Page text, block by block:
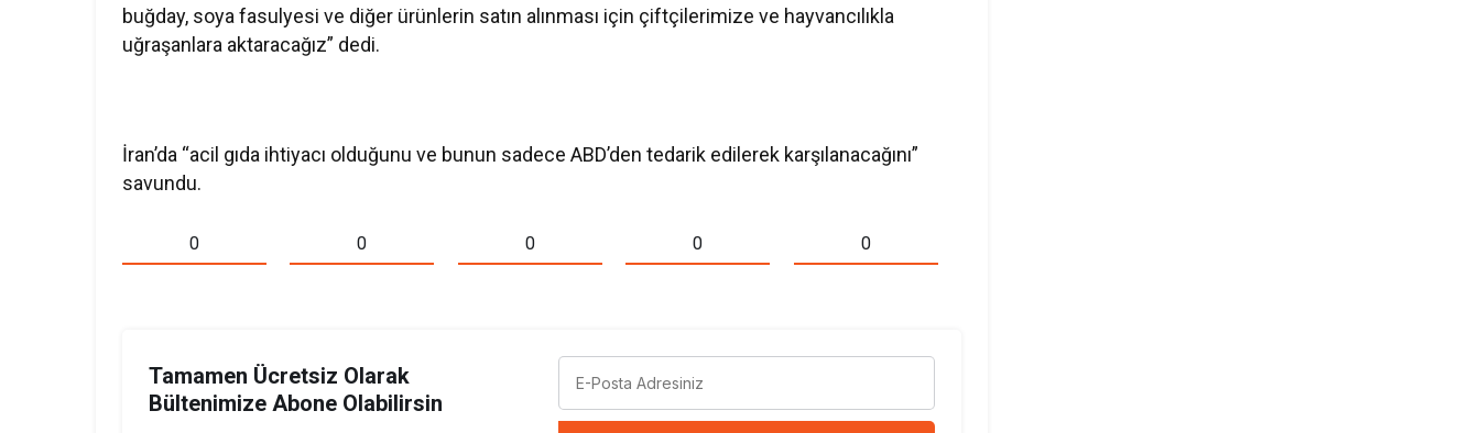
buğday, soya fasulyesi ve diğer ürünlerin satın alınması için çiftçilerimize ve hayvancılıkla
uğraşanlara aktaracağız” dedi.
İran’da “acil gıda ihtiyacı olduğunu ve bunun sadece ABD’den tedarik edilerek karşılanacağını”
savundu.
0 0 0 0 0
Tamamen Ücretsiz Olarak
Bültenimize Abone Olabilirsin